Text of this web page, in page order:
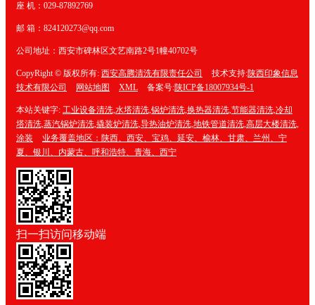
座 机：029-87892769
邮 箱：824120273@qq.com
公司地址：西安市碑林区文艺南路2号1幢40702号
CopyRight © 版权所有: 西安高腾清洗有限责任公司 技术支持:陕西印象信息
技术有限公司
网站地图 XML 备案号:陕ICP备18007934号-1
本站关键字: 工业设备清洗,水塔清洗,锅炉清洗,换热器清洗,节能器清洗,冷却
塔清洗,蒸汽锅炉清洗,撬装炉清洗,导热油炉清洗,地铁管道清洗,高层大楼清洗,
涂装
业务覆盖地区：陕西、西安、宝鸡、延安、榆林、甘肃、兰州、宁
夏、银川、内蒙古、呼和浩特、青海、西宁
扫一扫访问移动端